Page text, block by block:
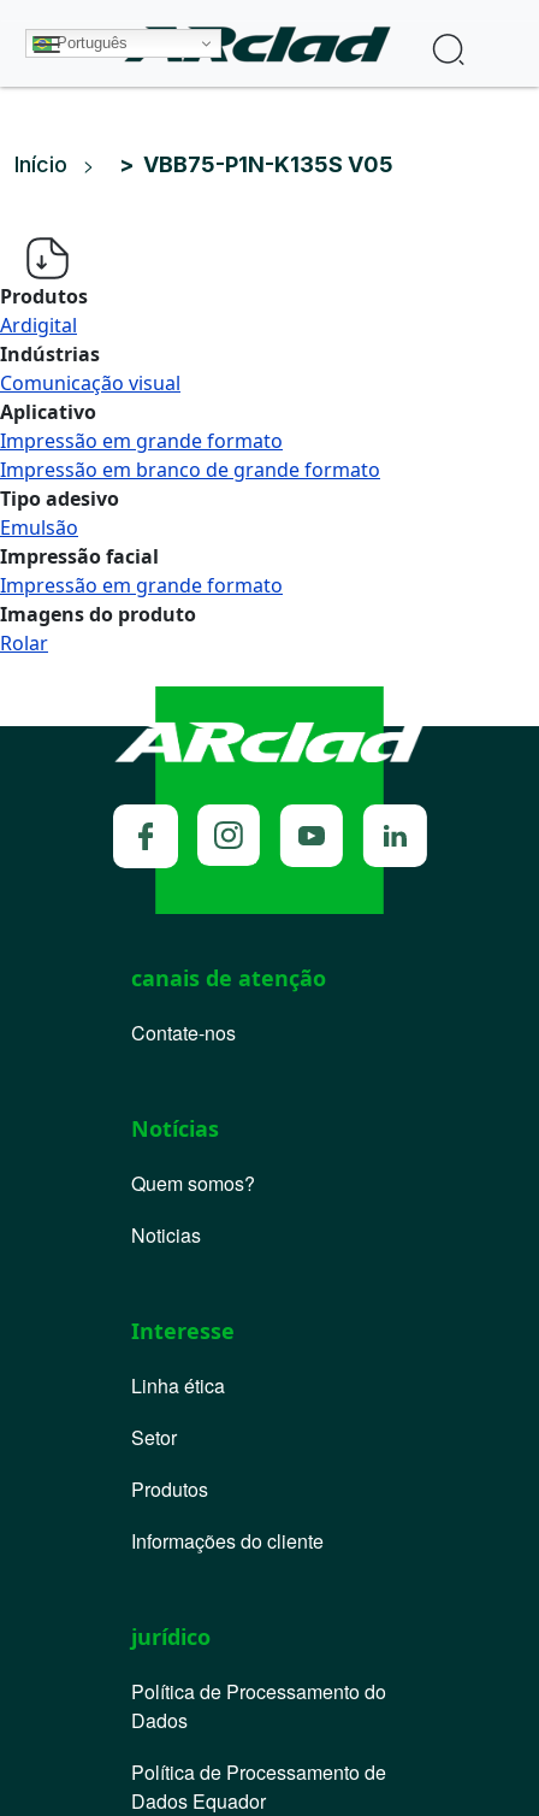
Português
Trilha de navegação
Início VBB75-P1N-K135S V05
Produtos
Ardigital
Indústrias
Comunicação visual
Aplicativo
Impressão em grande formato
Impressão em branco de grande formato
Tipo adesivo
Emulsão
Impressão facial
Impressão em grande formato
Imagens do produto
Rolar
canais de atenção
Contate-nos
Notícias
Quem somos?
Noticias
Interesse
Linha ética
Setor
Produtos
Informações do cliente
jurídico
Política de Processamento do
Dados
Política de Processamento de
Dados Equador